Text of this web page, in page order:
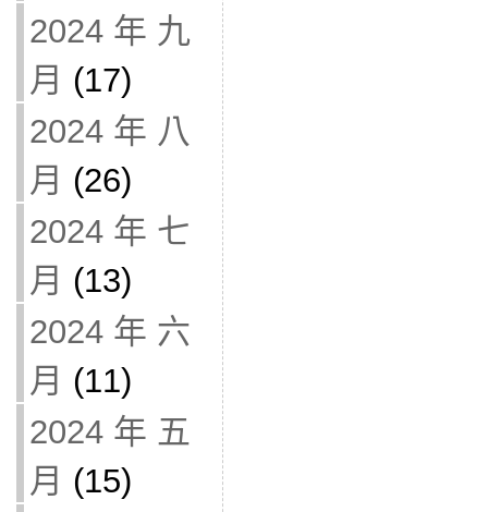
2024 年 九
月 (17)
2024 年 八
月 (26)
2024 年 七
月 (13)
2024 年 六
月 (11)
2024 年 五
月 (15)